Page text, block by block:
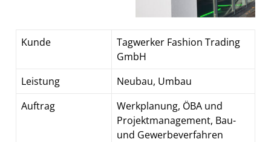
Kunde
Tagwerker Fashion Trading
GmbH
Leistung
Neubau, Umbau
Auftrag
Werkplanung, ÖBA und
Projektmanagement, Bau-
und Gewerbeverfahren